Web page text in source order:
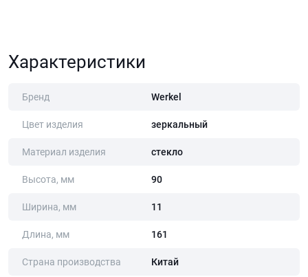
Характеристики
Бренд Werkel
Цвет изделия зеркальный
Материал изделия стекло
Высота, мм 90
Ширина, мм 11
Длина, мм 161
Страна производства Китай